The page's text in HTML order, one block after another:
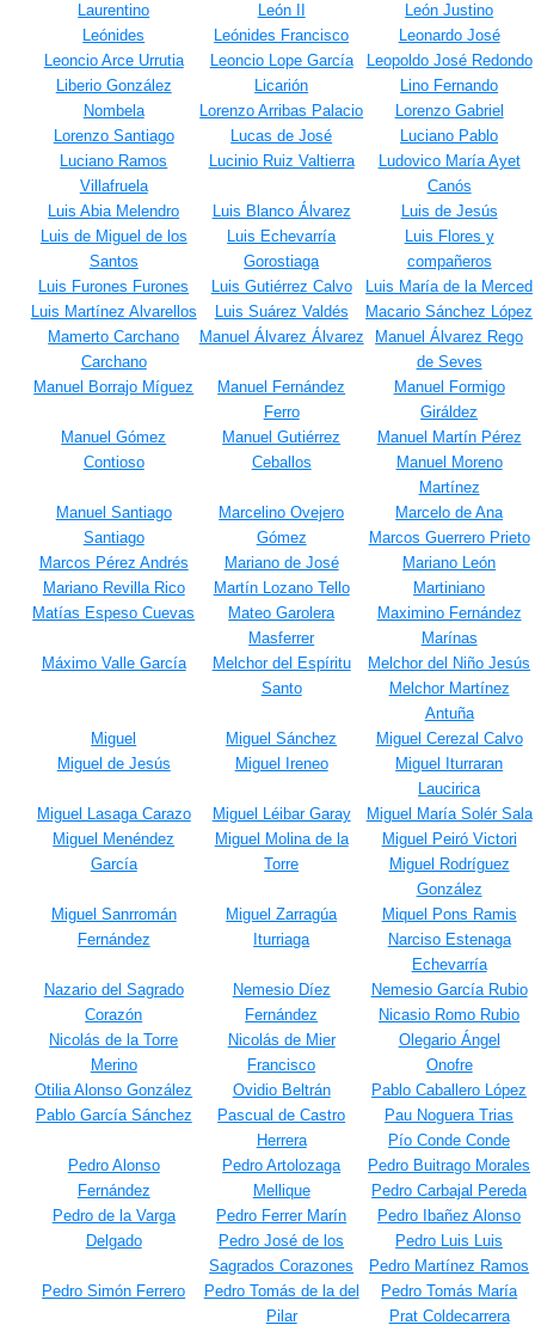
Laurentino
León II
León Justino
Leónides
Leónides Francisco
Leonardo José
Leoncio Arce Urrutia
Leoncio Lope García
Leopoldo José Redondo
Liberio González
Nombela
Licarión
Lino Fernando
Lorenzo Arribas Palacio
Lorenzo Gabriel
Lorenzo Santiago
Lucas de José
Luciano Pablo
Luciano Ramos
Villafruela
Lucinio Ruiz Valtierra
Ludovico María Ayet
Canós
Luis Abia Melendro
Luis Blanco Álvarez
Luis de Jesús
Luis de Miguel de los
Santos
Luis Echevarría
Gorostiaga
Luis Flores y
compañeros
Luis Furones Furones
Luis Gutiérrez Calvo
Luis María de la Merced
Luis Martínez Alvarellos
Luis Suárez Valdés
Macario Sánchez López
Mamerto Carchano
Carchano
Manuel Álvarez Álvarez
Manuel Álvarez Rego
de Seves
Manuel Borrajo Míguez
Manuel Fernández
Ferro
Manuel Formigo
Giráldez
Manuel Gómez
Contioso
Manuel Gutiérrez
Ceballos
Manuel Martín Pérez
Manuel Moreno
Martínez
Manuel Santiago
Santiago
Marcelino Ovejero
Gómez
Marcelo de Ana
Marcos Guerrero Prieto
Marcos Pérez Andrés
Mariano de José
Mariano León
Mariano Revilla Rico
Martín Lozano Tello
Martiniano
Matías Espeso Cuevas
Mateo Garolera
Masferrer
Maximino Fernández
Marínas
Máximo Valle García
Melchor del Espíritu
Santo
Melchor del Niño Jesús
Melchor Martínez
Antuña
Miguel
Miguel Sánchez
Miguel Cerezal Calvo
Miguel de Jesús
Miguel Ireneo
Miguel Iturraran
Laucirica
Miguel Lasaga Carazo
Miguel Léibar Garay
Miguel María Solér Sala
Miguel Menéndez
García
Miguel Molina de la
Torre
Miguel Peiró Victori
Miguel Rodríguez
González
Miguel Sanrromán
Fernández
Miguel Zarragúa
Iturriaga
Miquel Pons Ramis
Narciso Estenaga
Echevarría
Nazario del Sagrado
Corazón
Nemesio Díez
Fernández
Nemesio García Rubio
Nicasio Romo Rubio
Nicolás de la Torre
Merino
Nicolás de Mier
Francisco
Olegario Ángel
Onofre
Otilia Alonso González
Ovidio Beltrán
Pablo Caballero López
Pablo García Sánchez
Pascual de Castro
Herrera
Pau Noguera Trias
Pío Conde Conde
Pedro Alonso
Fernández
Pedro Artolozaga
Mellique
Pedro Buitrago Morales
Pedro Carbajal Pereda
Pedro de la Varga
Delgado
Pedro Ferrer Marín
Pedro Ibañez Alonso
Pedro José de los
Sagrados Corazones
Pedro Luis Luis
Pedro Martínez Ramos
Pedro Simón Ferrero
Pedro Tomás de la del
Pilar
Pedro Tomás María
Prat Coldecarrera